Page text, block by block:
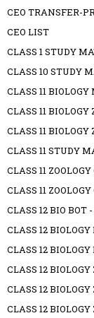
CEO TRANSFER-
CEO LIST
CLASS 1 STUDY
CLASS 10 STUDY
CLASS 11
CLASS 11 BIOLOGY
CLASS 11
CLASS 11 STUDY
CLASS 11
CLASS 11
CLASS 12 BIO
CLASS 12
CLASS 12
CLASS 12
CLASS 12
CLASS 12